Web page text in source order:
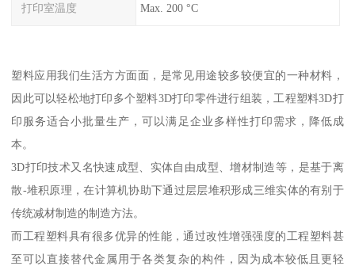
打印室温度 Max. 200 °C
塑料应用我们生活方方面面，是常见用途较多较便宜的一种材料，
因此可以轻松地打印多个塑料3D打印零件进行组装，工程塑料3D打
印服务适合小批量生产，可以满足企业多样性打印需求，降低成
本。
3D打印技术又名快速成型、实体自由成型、增材制造等，是基于离
散-堆积原理，在计算机协助下通过层层堆积形成三维实体的有别于
传统减材制造的制造方法。
而工程塑料具有很多优异的性能，通过改性增强强度的工程塑料甚
至可以直接替代金属用于各类复杂的构件，因为成本较低且更轻